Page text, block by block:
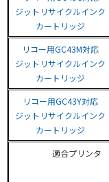
ジットリサイクルインク
カートリッジ
リコー用GC43M対応
ジットリサイクルインク
カートリッジ
リコー用GC43Y対応
ジットリサイクルインク
カートリッジ
適合プリンタ